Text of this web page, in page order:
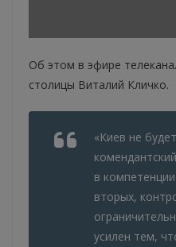
Об этом в эфире
столицы Виталий Кличко.
«Киев не
в
вторых,
усилен тем,